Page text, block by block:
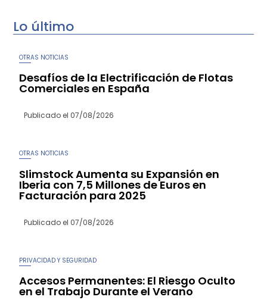
Lo último
OTRAS NOTICIAS
Desafíos de la Electrificación de Flotas
Comerciales en España
Publicado el 07/08/2026
OTRAS NOTICIAS
Slimstock Aumenta su Expansión en
Iberia con 7,5 Millones de Euros en
Facturación para 2025
Publicado el 07/08/2026
PRIVACIDAD Y SEGURIDAD
Accesos Permanentes: El Riesgo Oculto
en el Trabajo Durante el Verano